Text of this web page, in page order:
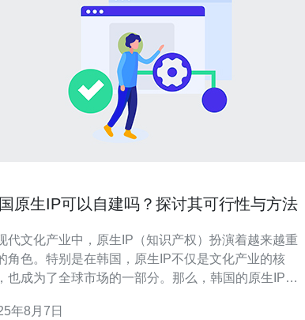
原生IP可以自建吗？探讨其可行性与方法
代文化产业中，原生IP（知识产权）扮演着越来越重
角色。特别是在韩国，原生IP不仅是文化产业的核
也成为了全球市场的一部分。那么，韩国的原生IP是
地理解如何在这一领域展开。 1. 了解原生IP的概念
年8月7日